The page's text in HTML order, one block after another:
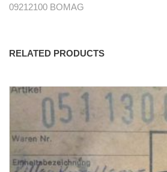
09212100 BOMAG
RELATED PRODUCTS